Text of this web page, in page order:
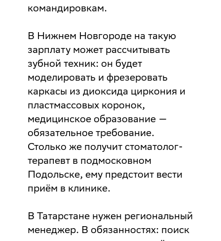
командировкам.
В Нижнем Новгороде на такую
зарплату может рассчитывать
зубной техник: он будет
моделировать и фрезеровать
каркасы из диоксида циркония и
пластмассовых коронок,
медицинское образование —
обязательное требование.
Столько же получит стоматолог-
терапевт в подмосковном
Подольске, ему предстоит вести
приём в клинике.
В Татарстане нужен региональный
менеджер. В обязанностях: поиск